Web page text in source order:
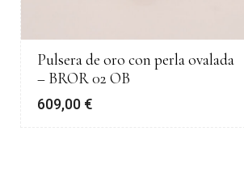
Pulsera de oro con perla ovalada
– BROR 02 OB
609,00 €